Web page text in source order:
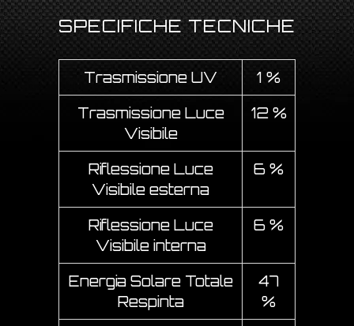
SPECIFICHE TECNICHE
Trasmissione UV 1 %
Trasmissione Luce
Visibile
12 %
Riflessione Luce
Visibile esterna
6 %
Riflessione Luce
Visibile interna
6 %
Energia Solare Totale
Respinta
47
%